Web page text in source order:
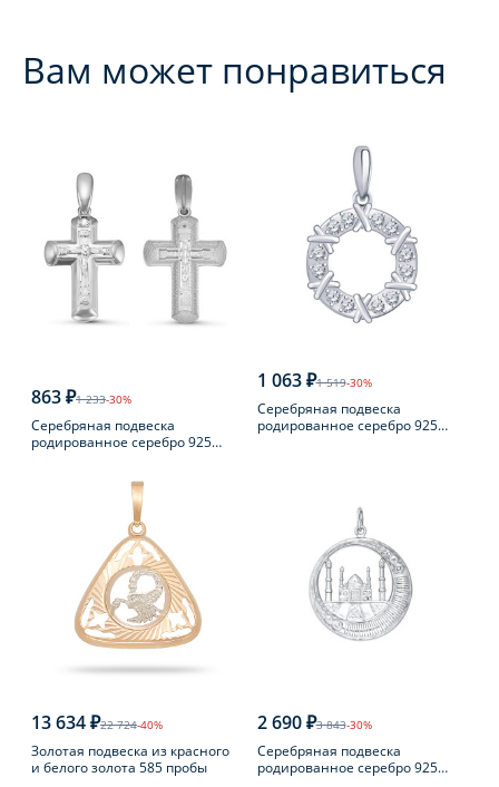
Вам может понравиться
863 ₽1 233-30%
Серебряная подвеска
родированное серебро 925
1 063 ₽1 519-30%
Серебряная подвеска
родированное серебро 925
13 634 ₽22 724-40%
Золотая подвеска из красного
и белого золота 585 пробы
2 690 ₽3 843-30%
Серебряная подвеска
родированное серебро 925